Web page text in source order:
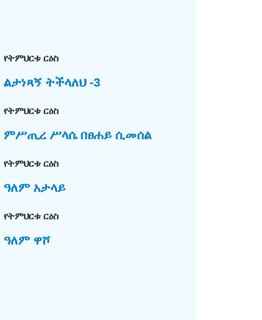
የትምህርቱ ርዕስ
ልታነጻኝ ትችላለህ -3
የትምህርቱ ርዕስ
ምሥጢረ ሥላሴ በፀሐይ ሲመሰል
የትምህርቱ ርዕስ
ዓለም አታላይ
የትምህርቱ ርዕስ
ዓለም ዋሾ